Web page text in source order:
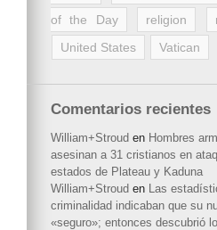
of the Day
religion
United States
Vatican
Comentarios recientes
William+Stroud en Hombres
asesinan a 31 cristianos en
estados de Plateau y Kaduna
William+Stroud en Las
criminalidad indicaban que su
«seguro»; entonces descubrió